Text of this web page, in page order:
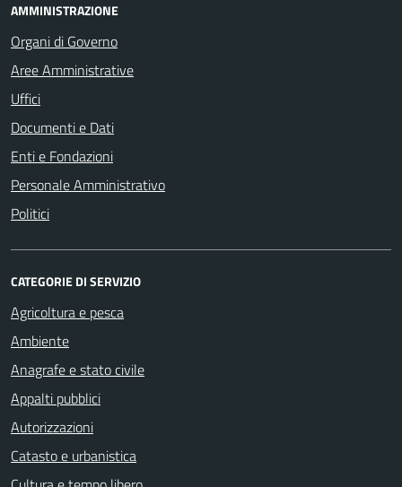
AMMINISTRAZIONE
Organi di Governo
Aree Amministrative
Uffici
Documenti e Dati
Enti e Fondazioni
Personale Amministrativo
Politici
CATEGORIE DI SERVIZIO
Agricoltura e pesca
Ambiente
Anagrafe e stato civile
Appalti pubblici
Autorizzazioni
Catasto e urbanistica